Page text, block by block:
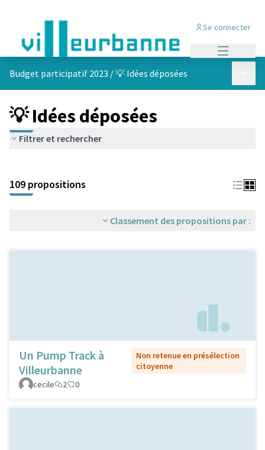
Se connecter
Budget participatif 2023 /💡 Idées déposées
💡 Idées déposées
Filtrer et rechercher
+
−
109 propositions
Classement des propositions par :
Un Pump Track à
Villeurbanne
Non retenue en présélection
citoyenne
cecile
2 0